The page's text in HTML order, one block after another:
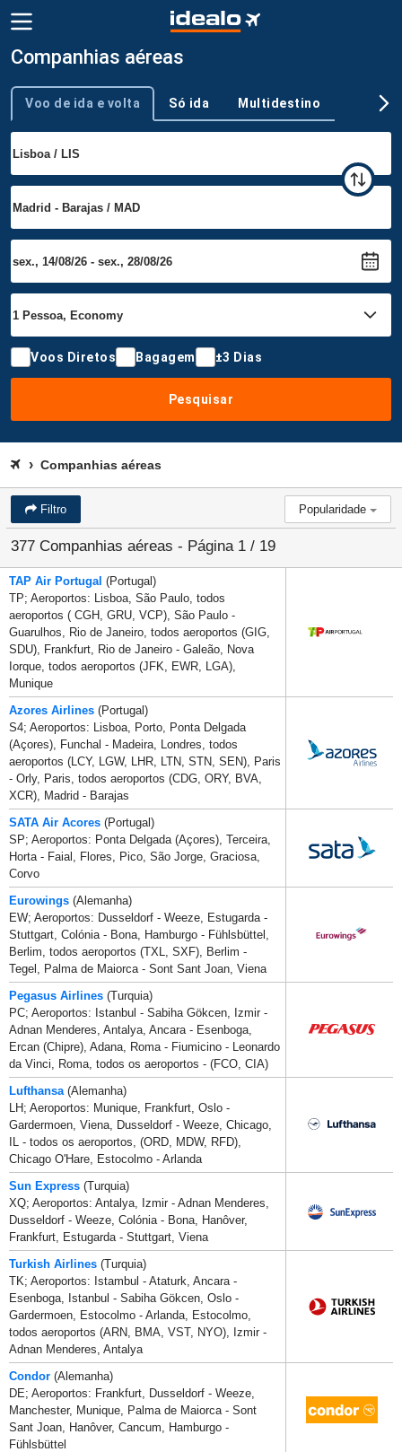
Companhias aéreas
Tipo de viagem
Voo de ida e volta Só ida Multidestino
Voos Diretos Bagagem ±3 Dias
Pesquisar
Companhias aéreas
Filtro Popularidade
377 Companhias aéreas - Página 1 / 19
TAP Air Portugal (Portugal)
TP; Aeroportos: Lisboa, São Paulo, todos
aeroportos ( CGH, GRU, VCP), São Paulo -
Guarulhos, Rio de Janeiro, todos aeroportos (GIG,
SDU), Frankfurt, Rio de Janeiro - Galeão, Nova
Iorque, todos aeroportos (JFK, EWR, LGA),
Munique
Azores Airlines (Portugal)
S4; Aeroportos: Lisboa, Porto, Ponta Delgada
(Açores), Funchal - Madeira, Londres, todos
aeroportos (LCY, LGW, LHR, LTN, STN, SEN), Paris
- Orly, Paris, todos aeroportos (CDG, ORY, BVA,
XCR), Madrid - Barajas
SATA Air Acores (Portugal)
SP; Aeroportos: Ponta Delgada (Açores), Terceira,
Horta - Faial, Flores, Pico, São Jorge, Graciosa,
Corvo
Eurowings (Alemanha)
EW; Aeroportos: Dusseldorf - Weeze, Estugarda -
Stuttgart, Colónia - Bona, Hamburgo - Fühlsbüttel,
Berlim, todos aeroportos (TXL, SXF), Berlim -
Tegel, Palma de Maiorca - Sont Sant Joan, Viena
Pegasus Airlines (Turquia)
PC; Aeroportos: Istanbul - Sabiha Gökcen, Izmir -
Adnan Menderes, Antalya, Ancara - Esenboga,
Ercan (Chipre), Adana, Roma - Fiumicino - Leonardo
da Vinci, Roma, todos os aeroportos - (FCO, CIA)
Lufthansa (Alemanha)
LH; Aeroportos: Munique, Frankfurt, Oslo -
Gardermoen, Viena, Dusseldorf - Weeze, Chicago,
IL - todos os aeroportos, (ORD, MDW, RFD),
Chicago O'Hare, Estocolmo - Arlanda
Sun Express (Turquia)
XQ; Aeroportos: Antalya, Izmir - Adnan Menderes,
Dusseldorf - Weeze, Colónia - Bona, Hanôver,
Frankfurt, Estugarda - Stuttgart, Viena
Turkish Airlines (Turquia)
TK; Aeroportos: Istambul - Ataturk, Ancara -
Esenboga, Istanbul - Sabiha Gökcen, Oslo -
Gardermoen, Estocolmo - Arlanda, Estocolmo,
todos aeroportos (ARN, BMA, VST, NYO), Izmir -
Adnan Menderes, Antalya
Condor (Alemanha)
DE; Aeroportos: Frankfurt, Dusseldorf - Weeze,
Manchester, Munique, Palma de Maiorca - Sont
Sant Joan, Hanôver, Cancum, Hamburgo -
Fühlsbüttel